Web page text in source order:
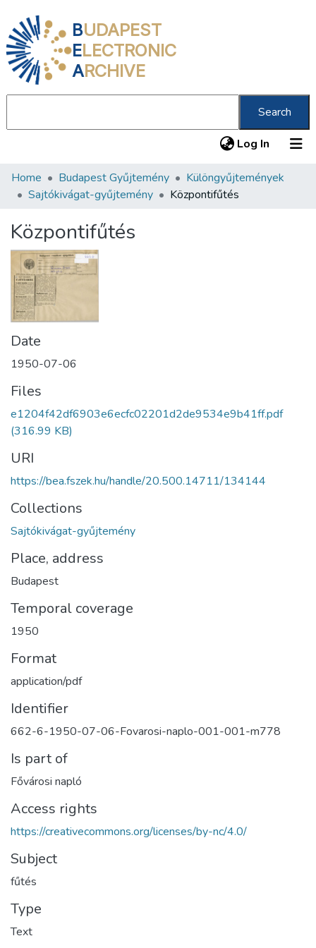
BUDAPEST
ELECTRONIC
ARCHIVE
Search
Log In (current)
Communities & Collections
Statistics
About us
Home Budapest Gyűjtemény
Különgyűjtemények
Sajtókivágat-gyűjtemény
Központifűtés
Központifűtés
Date
1950-07-06
Files
e1204f42df6903e6ecfc02201d2de9534e9b41ff.pdf
(316.99 KB)
URI
https://bea.fszek.hu/handle/20.500.14711/134144
Collections
Sajtókivágat-gyűjtemény
Place, address
Budapest
Temporal coverage
1950
Format
application/pdf
Identifier
662-6-1950-07-06-Fovarosi-naplo-001-001-m778
Is part of
Fővárosi napló
Access rights
https://creativecommons.org/licenses/by-nc/4.0/
Subject
fűtés
Type
Text